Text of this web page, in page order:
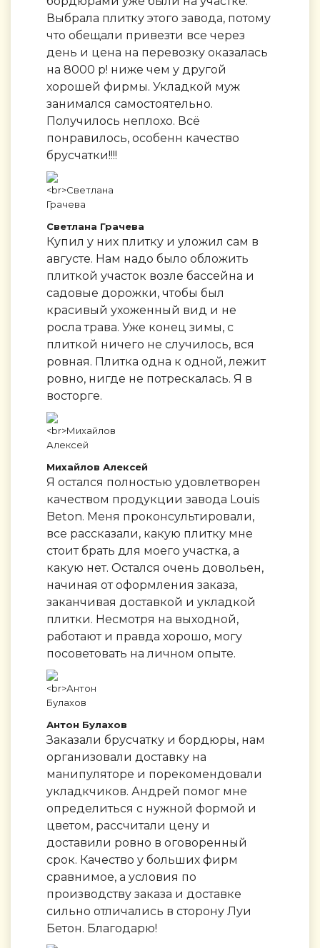
Выбрала плитку этого завода, потому
что обещали привезти все через
день и цена на перевозку оказалась
на 8000 р! ниже чем у другой
хорошей фирмы. Укладкой муж
занимался самостоятельно.
Получилось неплохо. Всё
понравилось, особенн качество
брусчатки!!!!
Светлана Грачева
Купил у них плитку и уложил сам в
августе. Нам надо было обложить
плиткой участок возле бассейна и
садовые дорожки, чтобы был
красивый ухоженный вид и не
росла трава. Уже конец зимы, с
плиткой ничего не случилось, вся
ровная. Плитка одна к одной, лежит
ровно, нигде не потрескалась. Я в
восторге.
Михайлов Алексей
Я остался полностью удовлетворен
качеством продукции завода Louis
Beton. Меня проконсультировали,
все рассказали, какую плитку мне
стоит брать для моего участка, а
какую нет. Остался очень довольен,
начиная от оформления заказа,
заканчивая доставкой и укладкой
плитки. Несмотря на выходной,
работают и правда хорошо, могу
посоветовать на личном опыте.
Антон Булахов
Заказали брусчатку и бордюры, нам
организовали доставку на
манипуляторе и порекомендовали
укладкчиков. Андрей помог мне
определиться с нужной формой и
цветом, рассчитали цену и
доставили ровно в оговоренный
срок. Качество у больших фирм
сравнимое, а условия по
производству заказа и доставке
сильно отличались в сторону Луи
Бетон. Благодарю!